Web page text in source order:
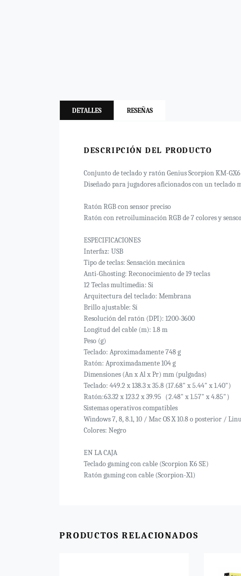
DETALLES RESEÑAS
DESCRIPCIÓN DEL PRODUCTO
Conjunto de teclado y ratón Genius Scorpion KM-GX6
Diseñado para jugadores aficionados con un
Ratón RGB con sensor preciso
Ratón con retroiluminación RGB de 7 colores y
ESPECIFICACIONES
Interfaz: USB
Tipo de teclas: Sensación mecánica
Anti-Ghosting: Reconocimiento de 19 teclas
12 Teclas multimedia: Sí
Arquitectura del teclado: Membrana
Brillo ajustable: Sí
Resolución del ratón (DPI): 1200-3600
Longitud del cable (m): 1.8 m
Peso (g)
Teclado: Aproximadamente 748 g
Ratón: Aproximadamente 104 g
Dimensiones (An x Al x Pr) mm (pulgadas)
Teclado: 449.2 x 138.3 x 35.8 (17.68" x 5.44" x 1.40")
Ratón:63.32 x 123.2 x 39.95（2.48" x 1.57" x 4.85"）
Sistemas operativos compatibles
Windows 7, 8, 8.1, 10 / Mac OS X 10.8 o posterior /
Colores: Negro
EN LA CAJA
Teclado gaming con cable (Scorpion K6 SE)
Ratón gaming con cable (Scorpion-X1)
PRODUCTOS RELACIONADOS